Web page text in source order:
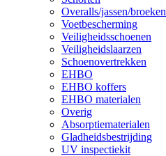
Overalls/jassen/broeken
Voetbescherming
Veiligheidsschoenen
Veiligheidslaarzen
Schoenovertrekken
EHBO
EHBO koffers
EHBO materialen
Overig
Absorptiematerialen
Gladheidsbestrijding
UV inspectiekit